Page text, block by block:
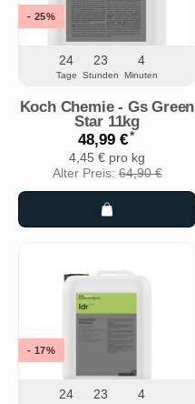
24
Tage
23
Stunden
4
Minuten
- 25%
Koch Chemie - Gs Green
Star 11kg
48,99 €*
4,45 € pro kg
Alter Preis:64,90 €
24 23 4
- 17%